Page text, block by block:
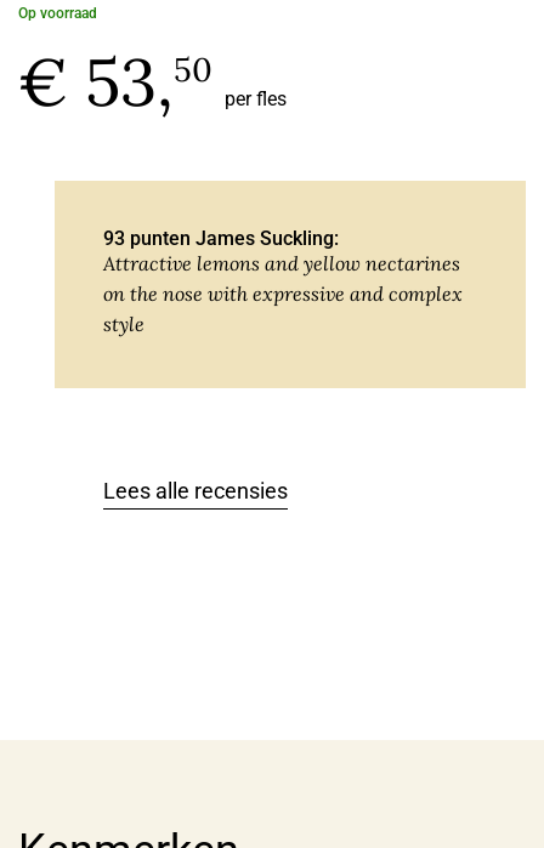
Op voorraad
€ 53,50
per fles
93 punten James Suckling:
Attractive lemons and yellow nectarines
on the nose with expressive and complex
style
Lees alle recensies